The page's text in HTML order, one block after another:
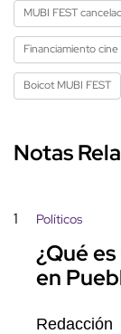
MUBI FEST
Financiamiento
Boicot MUBI FEST
Notas
1 Políticos
¿Qué
en
Redacción